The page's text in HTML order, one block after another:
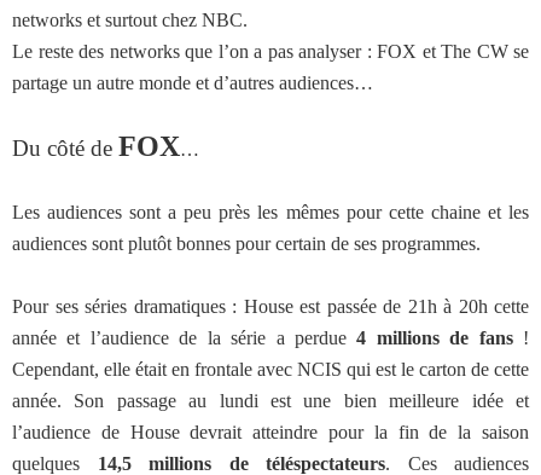
networks et surtout chez NBC.
Le reste des networks que l’on a pas analyser : FOX et The CW se
partage un autre monde et d’autres audiences…
Du côté de FOX…
Les audiences sont a peu près les mêmes pour cette chaine et les
audiences sont plutôt bonnes pour certain de ses programmes.
Pour ses séries dramatiques : House est passée de 21h à 20h cette
année et l’audience de la série a perdue4 millions de fans!
Cependant, elle était en frontale avec NCIS qui est le carton de cette
année. Son passage au lundi est une bien meilleure idée et
l’audience de House devrait atteindre pour la fin de la saison
quelques 14,5 millions de téléspectateurs. Ces audiences